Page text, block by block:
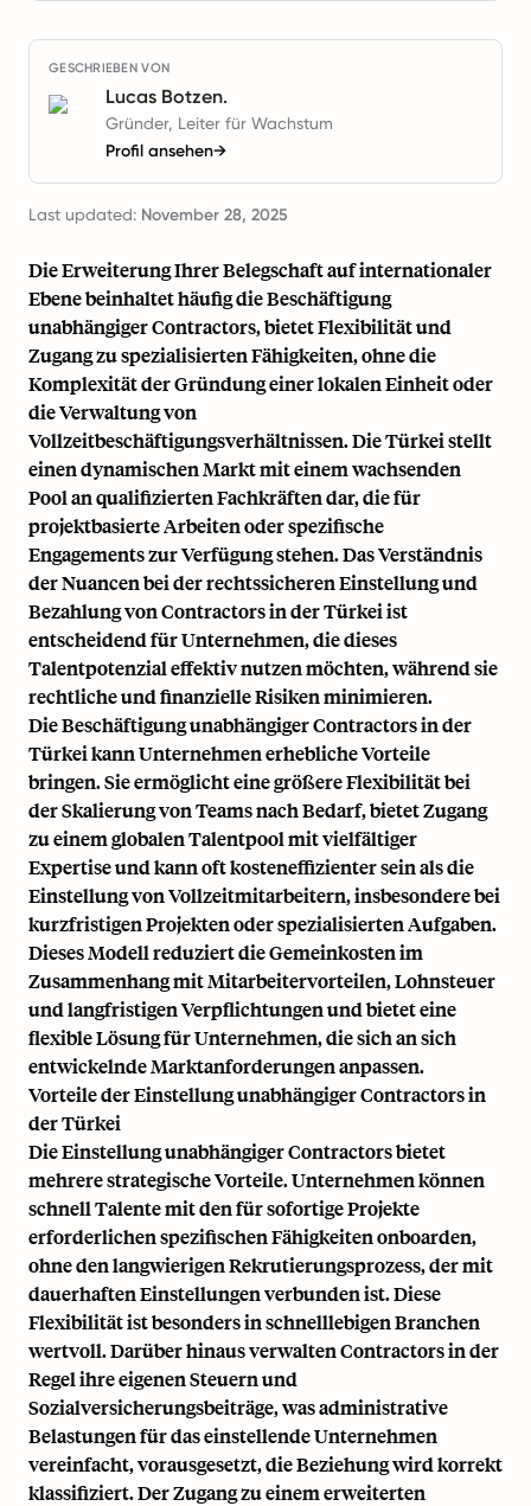
GESCHRIEBEN VON
Lucas Botzen.
Gründer, Leiter für Wachstum
Profil ansehen→
Last updated: November 28, 2025
Die Erweiterung Ihrer Belegschaft auf internationaler
Ebene beinhaltet häufig die Beschäftigung
unabhängiger Contractors, bietet Flexibilität und
Zugang zu spezialisierten Fähigkeiten, ohne die
Komplexität der Gründung einer lokalen Einheit oder
die Verwaltung von
Vollzeitbeschäftigungsverhältnissen. Die Türkei stellt
einen dynamischen Markt mit einem wachsenden
Pool an qualifizierten Fachkräften dar, die für
projektbasierte Arbeiten oder spezifische
Engagements zur Verfügung stehen. Das Verständnis
der Nuancen bei der rechtssicheren Einstellung und
Bezahlung von Contractors in der Türkei ist
entscheidend für Unternehmen, die dieses
Talentpotenzial effektiv nutzen möchten, während sie
rechtliche und finanzielle Risiken minimieren.
Die Beschäftigung unabhängiger Contractors in der
Türkei kann Unternehmen erhebliche Vorteile
bringen. Sie ermöglicht eine größere Flexibilität bei
der Skalierung von Teams nach Bedarf, bietet Zugang
zu einem globalen Talentpool mit vielfältiger
Expertise und kann oft kosteneffizienter sein als die
Einstellung von Vollzeitmitarbeitern, insbesondere bei
kurzfristigen Projekten oder spezialisierten Aufgaben.
Dieses Modell reduziert die Gemeinkosten im
Zusammenhang mit Mitarbeitervorteilen, Lohnsteuer
und langfristigen Verpflichtungen und bietet eine
flexible Lösung für Unternehmen, die sich an sich
entwickelnde Marktanforderungen anpassen.
Vorteile der Einstellung unabhängiger Contractors in
der Türkei
Die Einstellung unabhängiger Contractors bietet
mehrere strategische Vorteile. Unternehmen können
schnell Talente mit den für sofortige Projekte
erforderlichen spezifischen Fähigkeiten onboarden,
ohne den langwierigen Rekrutierungsprozess, der mit
dauerhaften Einstellungen verbunden ist. Diese
Flexibilität ist besonders in schnelllebigen Branchen
wertvoll. Darüber hinaus verwalten Contractors in der
Regel ihre eigenen Steuern und
Sozialversicherungsbeiträge, was administrative
Belastungen für das einstellende Unternehmen
vereinfacht, vorausgesetzt, die Beziehung wird korrekt
klassifiziert. Der Zugang zu einem erweiterten